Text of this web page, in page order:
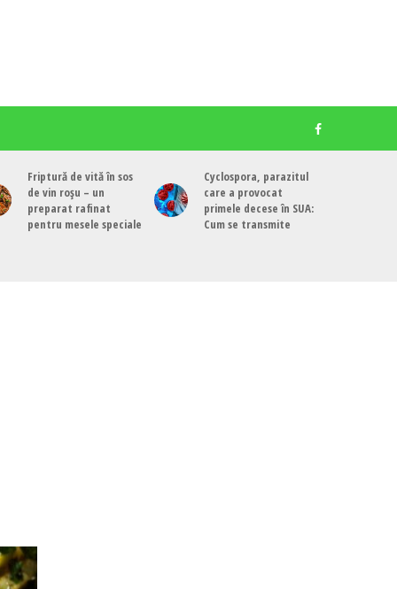
Friptură de vită în sos
de vin roșu – un
preparat rafinat
pentru mesele speciale
Cyclospora, parazitul
care a provocat
primele decese în SUA:
Cum se transmite